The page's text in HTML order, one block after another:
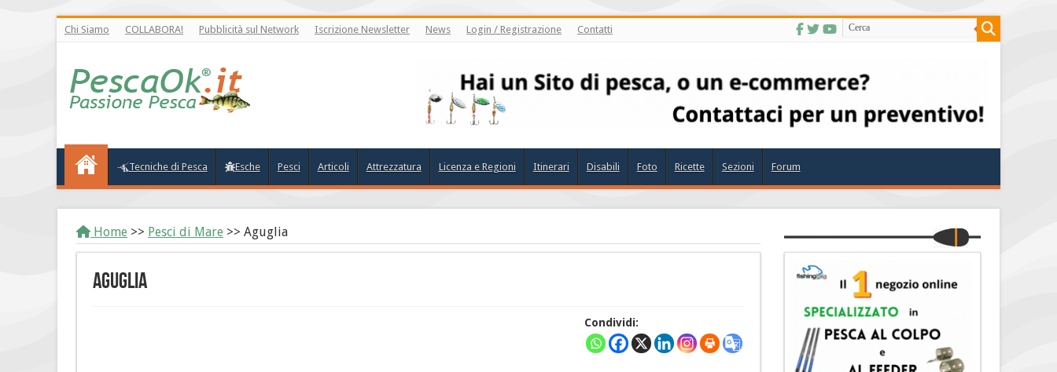
Chi Siamo COLLABORA! Pubblicità sul Network Iscrizione Newsletter News Login / Registrazione Contatti
Tecniche di Pesca Esche Pesci Articoli Attrezzatura Licenza e Regioni Itinerari Disabili Foto Ricette Sezioni Forum
Home >> Pesci di Mare >> Aguglia
Aguglia
Condividi: